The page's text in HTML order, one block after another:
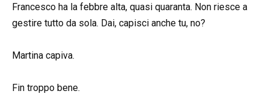
Francesco ha la febbre alta, quasi quaranta. Non riesce a
gestire tutto da sola. Dai, capisci anche tu, no?
Martina capiva.
Fin troppo bene.